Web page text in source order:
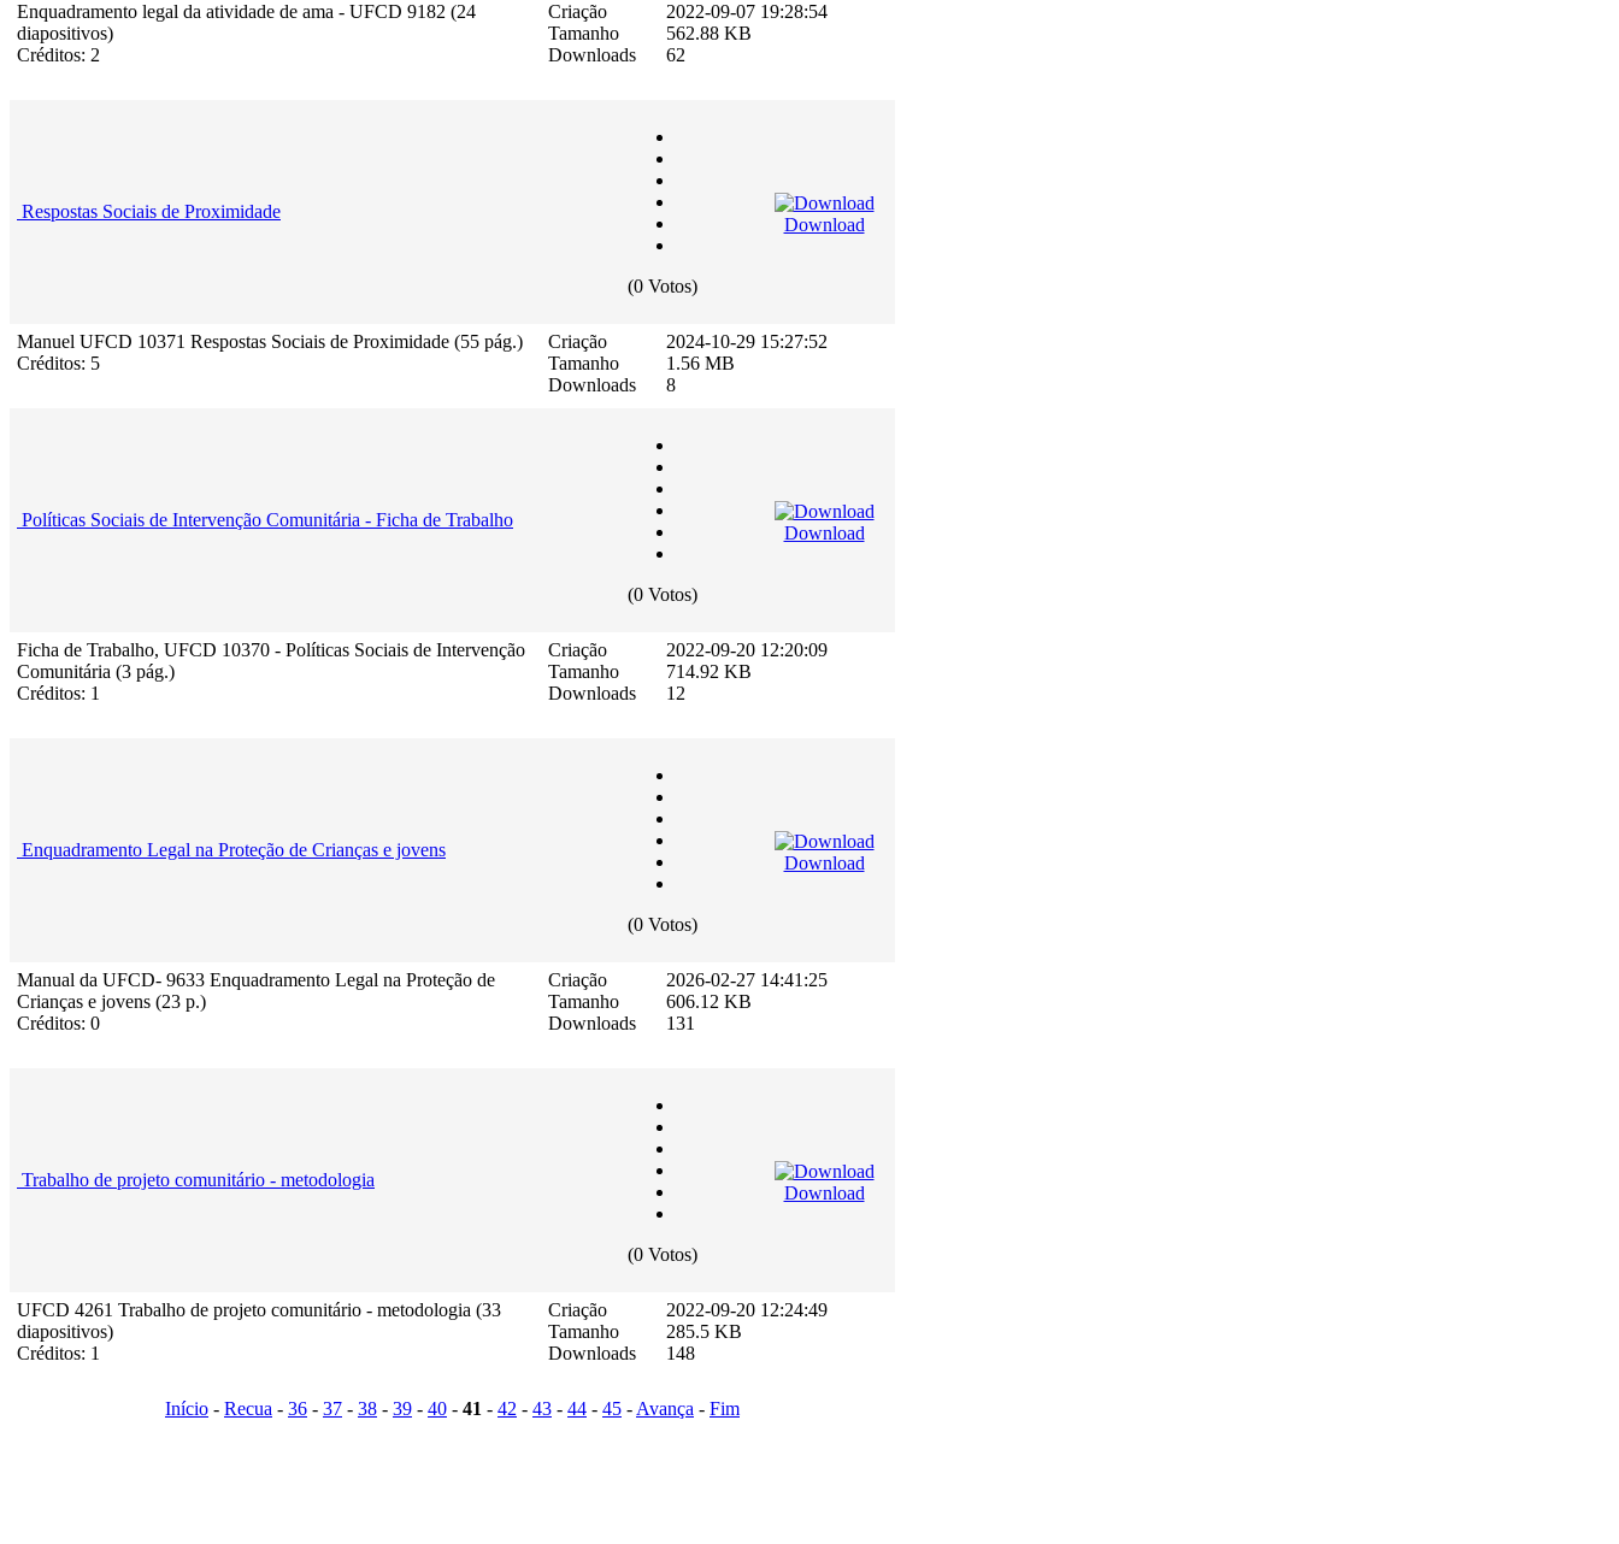
Enquadramento legal da atividade de ama - UFCD 9182 (24
diapositivos)
Créditos: 2
Criação
Tamanho
Downloads
2022-09-07 19:28:54
562.88 KB
62
Respostas Sociais de Proximidade
(0 Votos)
Download
Manuel UFCD 10371 Respostas Sociais de Proximidade (55 pág.)
Créditos: 5
Criação
Tamanho
Downloads
2024-10-29 15:27:52
1.56 MB
8
Políticas Sociais de Intervenção Comunitária - Ficha de Trabalho
(0 Votos)
Download
Ficha de Trabalho, UFCD 10370 - Políticas Sociais de Intervenção
Comunitária (3 pág.)
Créditos: 1
Criação
Tamanho
Downloads
2022-09-20 12:20:09
714.92 KB
12
Enquadramento Legal na Proteção de Crianças e jovens
(0 Votos)
Download
Manual da UFCD- 9633 Enquadramento Legal na Proteção de
Crianças e jovens (23 p.)
Créditos: 0
Criação
Tamanho
Downloads
2026-02-27 14:41:25
606.12 KB
131
Trabalho de projeto comunitário - metodologia
(0 Votos)
Download
UFCD 4261 Trabalho de projeto comunitário - metodologia (33
diapositivos)
Créditos: 1
Criação
Tamanho
Downloads
2022-09-20 12:24:49
285.5 KB
148
Início - Recua - 36 - 37 - 38 - 39 - 40 - 41 - 42 - 43 - 44 - 45 -Avança - Fim